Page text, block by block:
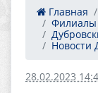
Главная
Филиалы
Новости
28.02.2023